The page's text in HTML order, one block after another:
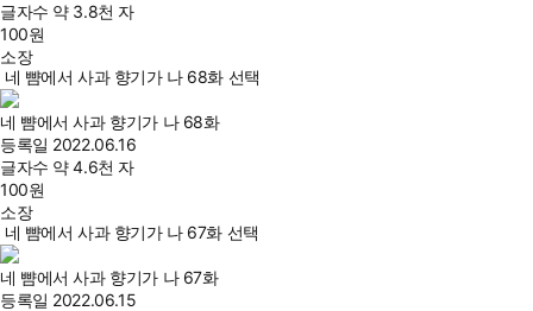
글자수 약 3.8천 자
100원
소장
네 뺨에서 사과 향기가 나 68화 선택
네 뺨에서 사과 향기가 나 68화
등록일 2022.06.16
글자수 약 4.6천 자
100원
소장
네 뺨에서 사과 향기가 나 67화 선택
네 뺨에서 사과 향기가 나 67화
등록일 2022.06.15